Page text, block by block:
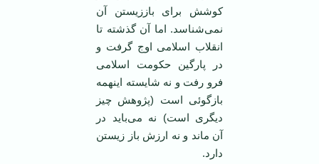
کوشش برای باززیستن آن
نمی‌شناسد. اما آن گذشته تا
انقلاب اسلامی اوج گرفت و
در پارگین حکومت اسلامی
فرو رفت و نه شایسته اینهمه
بازگوئی است (پژوهش چیز
دیگری است) نه می‌باید در
آن ماند و نه ارزش باز زیستن
دارد.